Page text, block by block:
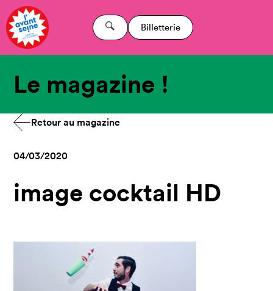
Billetterie
Le magazine !
Retour au magazine
04/03/2020
image cocktail HD